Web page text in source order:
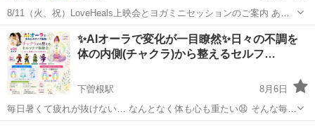
8/11（火、祝）LoveHeals上映会とヨガミニセッションのご案内 あな
たの内に眠る自然治癒力を目覚めさせるヒーリングと愛のドキュンタ
リ－映画 「LoveHeals」上映会とヨガミニセッションを開催します ・
13:3...
福岡 福岡市 ワークショップ 会場
✨AIオーラで変化が一目瞭然✨日々の不調を
体の内側(チャクラ)から整えるセルフ…
下曽根駅
8月6日
毎日暑くて疲れが抜けない… なんとなく体も心も重たい😫 そんな毎日
を過ごしていませんか？ 疲れやストレスが続くと 体だけでなく脳や心